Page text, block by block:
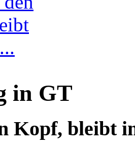
in GT
Kopf, bleibt